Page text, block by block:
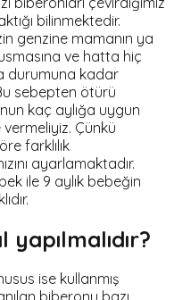
bilinmektedir.
genzine mamanın ya
ve hatta hiç
durumuna kadar
sebepten ötürü
kaç aylığa uygun
Çünkü
farklılık
ayarlamaktadır.
ile 9 aylık bebeğin
ise kullanmış